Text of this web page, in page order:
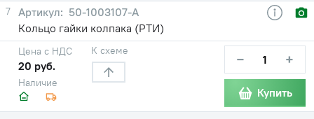
7
50-1003107-А
Кольцо гайки колпака (РТИ)
Наличие
Цена с НДС
20 руб.
К схеме − +
Купить